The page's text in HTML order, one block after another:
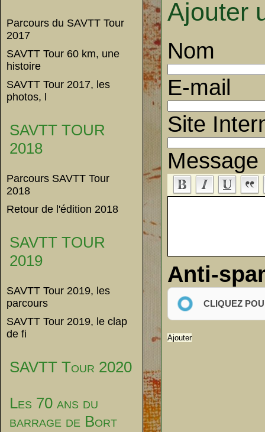
Parcours du SAVTT Tour
2017
SAVTT Tour 60 km, une
histoire
SAVTT Tour 2017, les
photos, l
SAVTT TOUR
2018
Parcours SAVTT Tour
2018
Retour de l'édition 2018
SAVTT TOUR
2019
SAVTT Tour 2019, les
parcours
SAVTT Tour 2019, le clap
de fi
SAVTT Tour 2020
Les 70 ans du
barrage de Bort
Ajouter
Nom
E-mail
Site
Message
Anti-
CLIQUEZ